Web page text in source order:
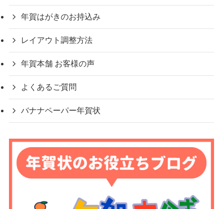
年賀はがきのお持込み
レイアウト調整方法
年賀本舗 お客様の声
よくあるご質問
バナナペーパー年賀状